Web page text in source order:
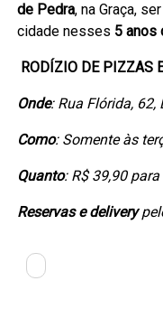
de Pedra, na Graça,
cidade nesses 5 anos
RODÍZIO DE PIZZAS
Onde: Rua Flórida, 62,
Como: Somente às
Quanto: R$ 39,90
Reservas e delivery